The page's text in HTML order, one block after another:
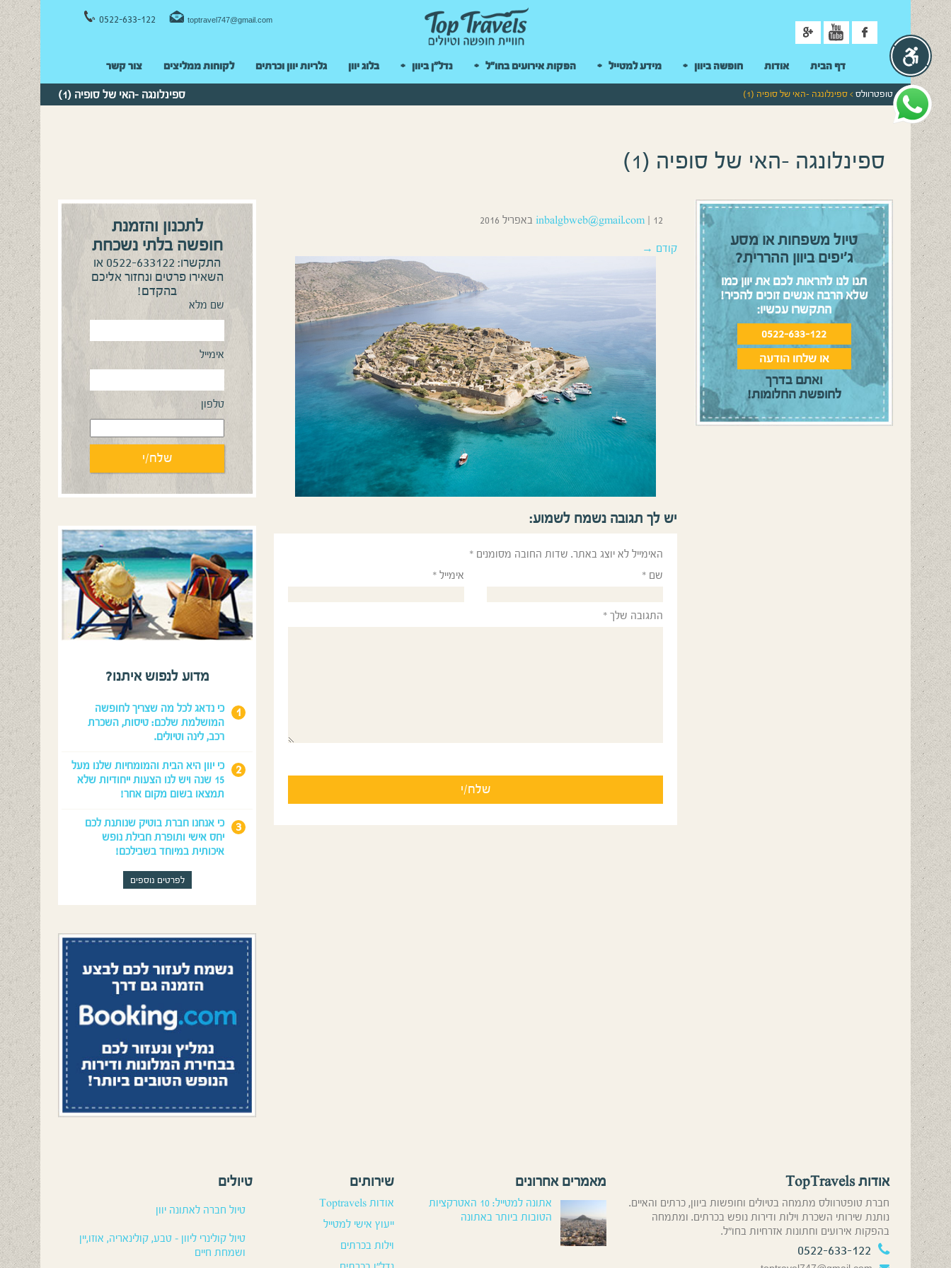
0522-633-122 toptravel747@gmail.com
דף הבית אודות חופשה ביוון מידע למטייל הפקות אירועים בחו"ל נדל"ן ביוון בלוג יוון גלריות יוון וכרתים לקוחות ממליצים צור קשר
טופטרוולס > ספינלונגה -האי של סופיה (1) ספינלונגה -האי של סופיה (1)
ספינלונגה -האי של סופיה (1)
לתכנון והזמנת
חופשה בלתי נשכחת
התקשרו: 0522-633122 או
השאירו פרטים ונחזור אליכם
בהקדם!
שם מלא
אימייל
טלפון
מדוע לנפוש איתנו?
כי נדאג לכל מה שצריך לחופשה
המושלמת שלכם: טיסות, השכרת
רכב, לינה וטיולים.
כי יוון היא הבית והמומחיות שלנו מעל
15 שנה ויש לנו הצעות ייחודיות שלא
תמצאו בשום מקום אחר!
כי אנחנו חברת בוטיק שנותנת לכם
יחס אישי ותופרת חבילת נופש
איכותית במיוחד בשבילכם!
לפרטים נוספים
inbalgbweb@gmail.com 12 באפריל 2016
קודם →
יש לך תגובה נשמח לשמוע:
האימייל לא יוצג באתר. שדות החובה מסומנים *
שם * אימייל *
התגובה שלך *
טיול משפחות או מסע
ג’יפים ביוון ההררית?
תנו לנו להראות לכם את יוון כמו
שלא הרבה אנשים זוכים להכיר!
התקשרו עכשיו:
0522-633-122
או שלחו הודעה
ואתם בדרך
לחופשת החלומות!
טיולים
טיול חברה לאתונה יוון
טיול קולינרי ליוון – טבע, קולינאריה, אוזו,יין
ושמחת חיים
שירותים
אודות Toptravels
ייעוץ אישי למטייל
וילות בכרתים
מאמרים אחרונים
אתונה למטייל: 10 האטרקציות
הטובות ביותר באתונה
אודות TopTravels
חברת טופטרוולס מתמחה בטיולים וחופשות ביוון, כרתים והאיים.
נותנת שירותי השכרת וילות ודירות נופש בכרתים. ומתמחה
בהפקות אירועים וחתונות אזרחיות בחו”ל.
0522-633-122